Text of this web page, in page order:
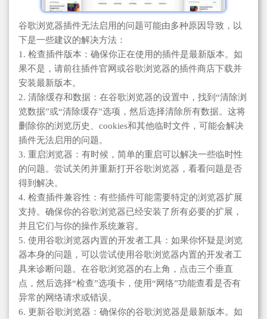
谷歌浏览器插件无法启用的问题可能由多种原因导致，以
下是一些建议的解决方法：
1. 检查插件版本：确保你正在使用的插件是最新版本。如
果不是，请前往插件官网或谷歌浏览器的插件商店下载并
安装最新版本。
2. 清除缓存和数据：在谷歌浏览器的设置中，找到“清除浏
览数据”或“清除缓存”选项，然后选择清除所有数据。这将
删除你的浏览历史、cookies和其他临时文件，可能会解决
插件无法启用的问题。
3. 重启浏览器：有时候，简单的重启可以解决一些临时性
的问题。尝试关闭并重新打开谷歌浏览器，看看问题是否
得到解决。
4. 检查插件兼容性：有些插件可能需要特定的浏览器扩展
支持。确保你的谷歌浏览器已经安装了所有必要的扩展，
并且它们与你的操作系统兼容。
5. 使用谷歌浏览器内置的开发者工具：如果你怀疑是浏览
器本身的问题，可以尝试使用谷歌浏览器内置的开发者工
具来诊断问题。在谷歌浏览器的右上角，点击三个垂直
点，然后选择“检查”选项卡，使用“网络”功能查看是否有
异常的网络请求或错误。
6. 更新谷歌浏览器：确保你的谷歌浏览器是最新版本。如